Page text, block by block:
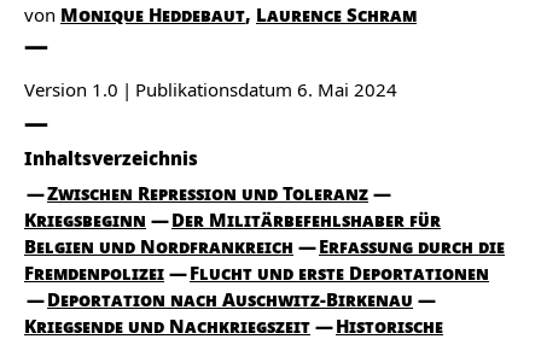
von Monique Heddebaut Laurence Schram
Version 1.0 Publikationsdatum 6. Mai 2024
Inhaltsverzeichnis
Zwischen Repression und Toleranz
Kriegsbeginn
Der Militärbefehlshaber für
Belgien und Nordfrankreich
Erfassung durch die
Fremdenpolizei
Flucht und erste Deportationen
Deportation nach Auschwitz-Birkenau
Kriegsende und Nachkriegszeit
Historische